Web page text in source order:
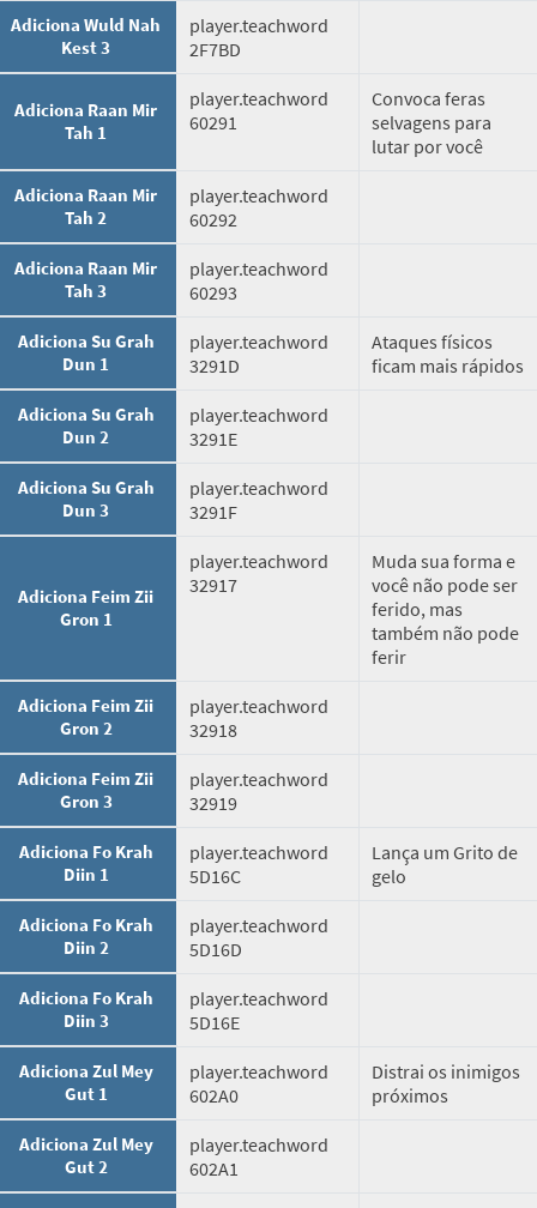
Adiciona Wuld Nah
Kest 3
player.teachword
2F7BD
Adiciona Raan Mir
Tah 1
player.teachword
60291
Convoca feras
selvagens para
lutar por você
Adiciona Raan Mir
Tah 2
player.teachword
60292
Adiciona Raan Mir
Tah 3
player.teachword
60293
Adiciona Su Grah
Dun 1
player.teachword
3291D
Ataques físicos
ficam mais rápidos
Adiciona Su Grah
Dun 2
player.teachword
3291E
Adiciona Su Grah
Dun 3
player.teachword
3291F
Adiciona Feim Zii
Gron 1
player.teachword
32917
Muda sua forma e
você não pode ser
ferido, mas
também não pode
ferir
Adiciona Feim Zii
Gron 2
player.teachword
32918
Adiciona Feim Zii
Gron 3
player.teachword
32919
Adiciona Fo Krah
Diin 1
player.teachword
5D16C
Lança um Grito de
gelo
Adiciona Fo Krah
Diin 2
player.teachword
5D16D
Adiciona Fo Krah
Diin 3
player.teachword
5D16E
Adiciona Zul Mey
Gut 1
player.teachword
602A0
Distrai os inimigos
próximos
Adiciona Zul Mey
Gut 2
player.teachword
602A1